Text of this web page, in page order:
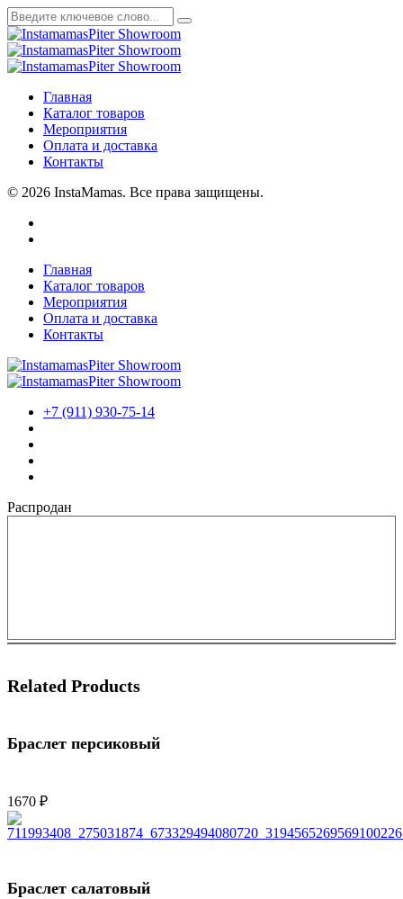
Главная
Каталог товаров
Мероприятия
Оплата и доставка
Контакты
© 2026 InstaMamas. Все права защищены.
Главная
Каталог товаров
Мероприятия
Оплата и доставка
Контакты
+7 (911) 930-75-14
Распродан
Related Products
Браслет персиковый
1670 ₽
Браслет салатовый